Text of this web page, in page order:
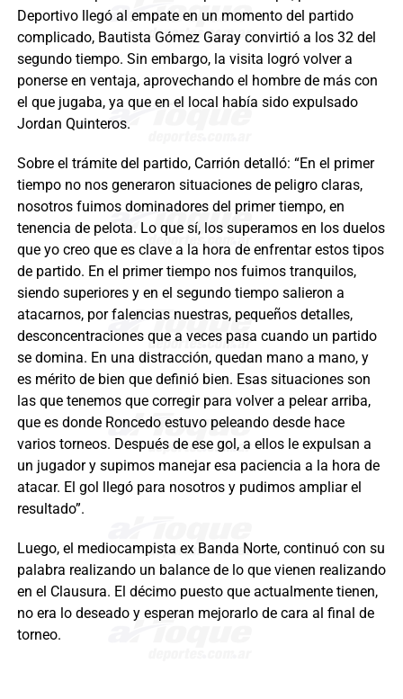
Deportivo llegó al empate en un momento del partido
complicado, Bautista Gómez Garay convirtió a los 32 del
segundo tiempo. Sin embargo, la visita logró volver a
ponerse en ventaja, aprovechando el hombre de más con
el que jugaba, ya que en el local había sido expulsado
Jordan Quinteros.
Sobre el trámite del partido, Carrión detalló: “En el primer
tiempo no nos generaron situaciones de peligro claras,
nosotros fuimos dominadores del primer tiempo, en
tenencia de pelota. Lo que sí, los superamos en los duelos
que yo creo que es clave a la hora de enfrentar estos tipos
de partido. En el primer tiempo nos fuimos tranquilos,
siendo superiores y en el segundo tiempo salieron a
atacarnos, por falencias nuestras, pequeños detalles,
desconcentraciones que a veces pasa cuando un partido
se domina. En una distracción, quedan mano a mano, y
es mérito de bien que definió bien. Esas situaciones son
las que tenemos que corregir para volver a pelear arriba,
que es donde Roncedo estuvo peleando desde hace
varios torneos. Después de ese gol, a ellos le expulsan a
un jugador y supimos manejar esa paciencia a la hora de
atacar. El gol llegó para nosotros y pudimos ampliar el
resultado”.
Luego, el mediocampista ex Banda Norte, continuó con su
palabra realizando un balance de lo que vienen realizando
en el Clausura. El décimo puesto que actualmente tienen,
no era lo deseado y esperan mejorarlo de cara al final de
torneo.